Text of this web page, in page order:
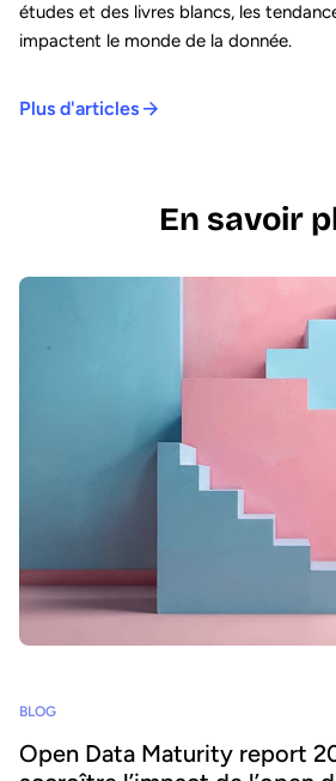
études et des livres blancs, les
impactent le monde de la donnée.
Plus d'articles
En savoir
BLOG
Open Data Maturity report